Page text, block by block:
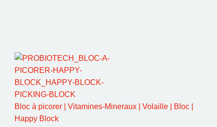
Bloc à picorer | Vitamines-Mineraux | Volaille | Bloc |
Happy Block